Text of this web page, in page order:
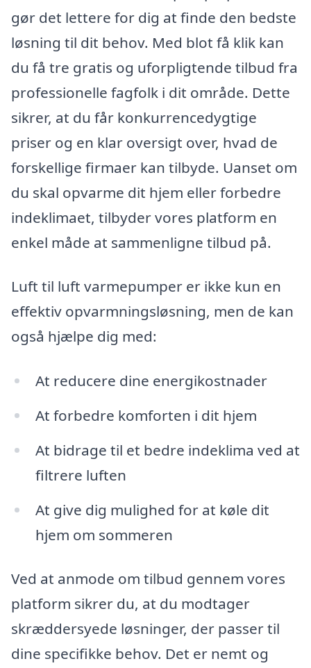
gør det lettere for dig at finde den bedste
løsning til dit behov. Med blot få klik kan
du få tre gratis og uforpligtende tilbud fra
professionelle fagfolk i dit område. Dette
sikrer, at du får konkurrencedygtige
priser og en klar oversigt over, hvad de
forskellige firmaer kan tilbyde. Uanset om
du skal opvarme dit hjem eller forbedre
indeklimaet, tilbyder vores platform en
enkel måde at sammenligne tilbud på.
Luft til luft varmepumper er ikke kun en
effektiv opvarmningsløsning, men de kan
også hjælpe dig med:
At reducere dine energikostnader
At forbedre komforten i dit hjem
At bidrage til et bedre indeklima ved at
filtrere luften
At give dig mulighed for at køle dit
hjem om sommeren
Ved at anmode om tilbud gennem vores
platform sikrer du, at du modtager
skræddersyede løsninger, der passer til
dine specifikke behov. Det er nemt og